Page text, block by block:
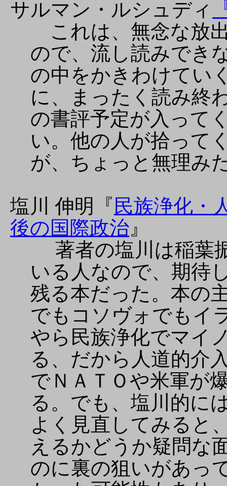
サルマン・ルシュディ
これは、無念な放
ので、流し読みでき
の中をかきわけてい
に、まったく読み終
の書評予定が入って
い。他の人が拾って
が、ちょっと無理み
塩川 伸明
『 民族浄化・
後の国際政治 』
著者の塩川は稲葉
いる人なので、期待
残る本だった。本の
でもコソヴォでもイ
やら民族浄化でマイ
る、だから人道的介
でＮＡＴＯや米軍が
る。でも、塩川的に
よく見直してみると
えるかどうか疑問な
のに裏の狙いがあっ